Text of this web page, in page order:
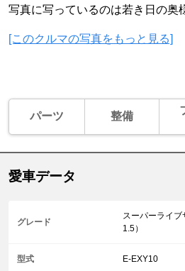
写真に写っているのは若き日の奥
[このクルマの写真をもっと見る]
パーツ 整備
愛車データ
グレード
スーパーライブ
1.5）
型式 E-EXY10